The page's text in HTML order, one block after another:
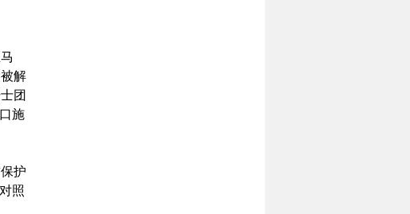
解
团
施
护
照